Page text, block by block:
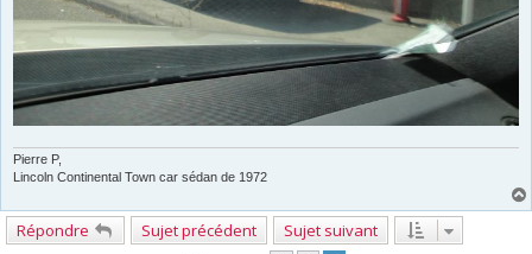
Pierre P,
Lincoln Continental Town car sédan de 1972
Répondre Sujet précédent Sujet suivant